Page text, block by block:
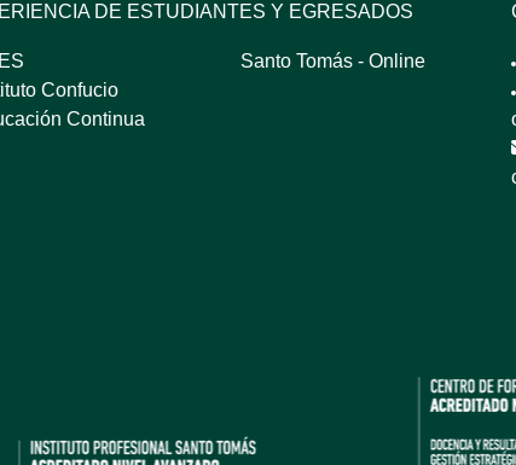
DE ESTUDIANTES Y EGRESADOS
Confucio
Continua
Santo Tomás - Online